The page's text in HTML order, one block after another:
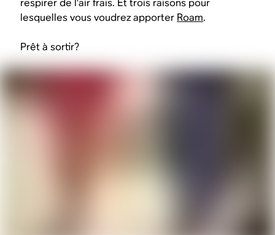
respirer de l’air frais. Et trois raisons pour
lesquelles vous voudrez apporter Roam.
Prêt à sortir?